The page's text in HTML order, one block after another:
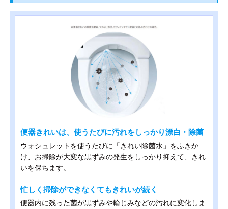
便器きれいは、使うたびに汚れをしっかり漂白・除菌
ウォシュレットを使うたびに「きれい除菌水」をふきか
け、お掃除が大変な黒ずみの発生をしっかり抑えて、きれ
いを保ちます。
忙しく掃除ができなくてもきれいが続く
便器内に残った菌が黒ずみや輪じみなどの汚れに変化しま